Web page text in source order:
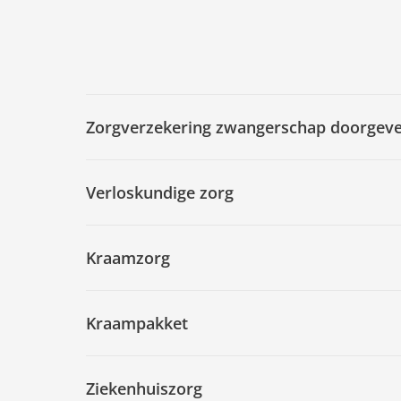
Zorgverzekering zwangerschap
Verloskundige zorg
Kraamzorg
Kraampakket
Ziekenhuiszorg